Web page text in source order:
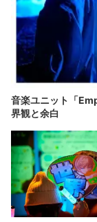
音楽ユニット「
界観と余白